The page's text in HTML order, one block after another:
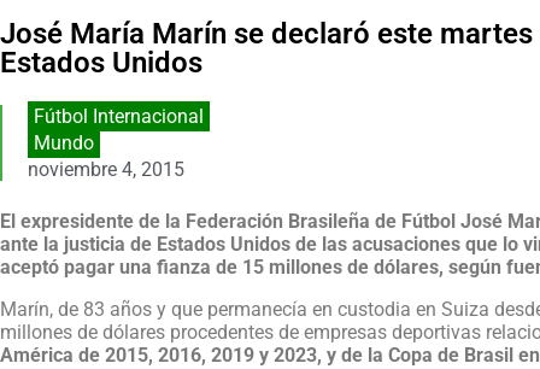
José María Marín se declaró este
Estados Unidos
Fútbol Internacional
Mundo
noviembre 4, 2015
El expresidente de la Federación Brasileña de Fútbol José
ante la justicia de Estados Unidos de las acusaciones que lo
aceptó pagar una fianza de 15 millones de dólares, según
Marín, de 83 años y que permanecía en custodia en Suiza
millones de dólares procedentes de empresas deportivas
América de 2015, 2016, 2019 y 2023, y de la Copa de Brasil